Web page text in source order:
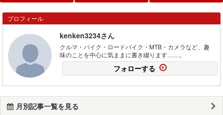
プロフィール
kenken3234さん
クルマ・バイク・ロードバイク・MTB・カメラなど、趣
味のことを中心に気ままに書き綴ります……。
フォローする
月別記事一覧を見る